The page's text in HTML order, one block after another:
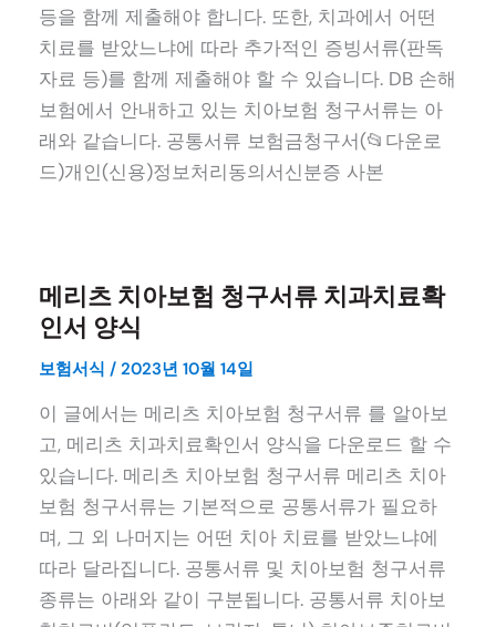
등을 함께 제출해야 합니다. 또한, 치과에서 어떤
치료를 받았느냐에 따라 추가적인 증빙서류(판독
자료 등)를 함께 제출해야 할 수 있습니다. DB 손해
보험에서 안내하고 있는 치아보험 청구서류는 아
래와 같습니다. 공통서류 보험금청구서(📂다운로
드)개인(신용)정보처리동의서신분증 사본
메리츠 치아보험 청구서류 치과치료확
인서 양식
보험서식 / 2023년 10월 14일
이 글에서는 메리츠 치아보험 청구서류 를 알아보
고, 메리츠 치과치료확인서 양식을 다운로드 할 수
있습니다. 메리츠 치아보험 청구서류 메리츠 치아
보험 청구서류는 기본적으로 공통서류가 필요하
며, 그 외 나머지는 어떤 치아 치료를 받았느냐에
따라 달라집니다. 공통서류 및 치아보험 청구서류
종류는 아래와 같이 구분됩니다. 공통서류 치아보